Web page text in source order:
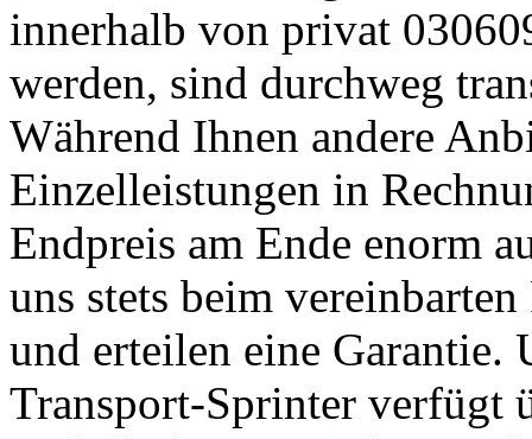
innerhalb von privat
werden, sind durchweg
Während Ihnen andere
Einzelleistungen in
Endpreis am Ende enorm
uns stets beim
und erteilen eine Garantie.
Transport-Sprinter verfügt